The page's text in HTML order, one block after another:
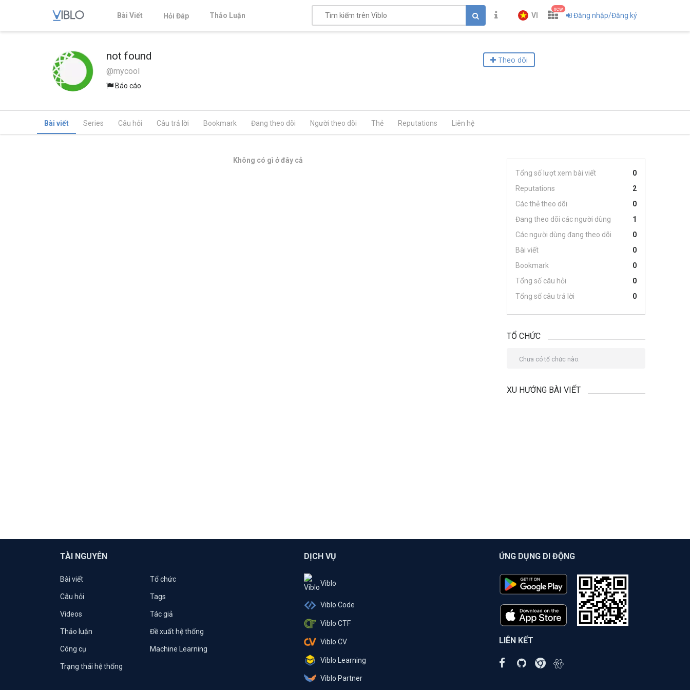
Bài Viết Hỏi Đáp Thảo Luận VI
new
Đăng nhập/Đăng ký
not found
@mycool
Báo cáo
Theo dõi
Bài viết Series Câu hỏi Câu trả lời Bookmark Đang theo dõi Người theo dõi Thẻ Reputations Liên hệ
Không có gì ở đây cả
Tổng số lượt xem bài viết
0
Reputations
2
Các thẻ theo dõi
0
Đang theo dõi các người dùng
1
Các người dùng đang theo dõi
0
Bài viết
0
Bookmark
0
Tổng số câu hỏi
0
Tổng số câu trả lời
0
TỔ CHỨC
Chưa có tổ chức nào.
XU HƯỚNG BÀI VIẾT
TÀI NGUYÊN
Bài viết Tổ chức
Câu hỏi Tags
Videos Tác giả
Thảo luận Đề xuất hệ thống
Công cụ Machine Learning
Trạng thái hệ thống
DỊCH VỤ
Viblo
Viblo Code
Viblo CTF
Viblo CV
Viblo Learning
Viblo Partner
ỨNG DỤNG DI ĐỘNG
LIÊN KẾT